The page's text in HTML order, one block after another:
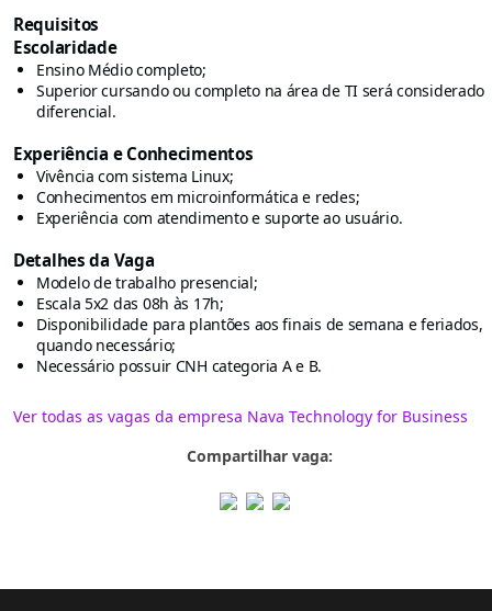
Requisitos
Escolaridade
Ensino Médio completo;
Superior cursando ou completo na área de TI será considerado
diferencial.
Experiência e Conhecimentos
Vivência com sistema Linux;
Conhecimentos em microinformática e redes;
Experiência com atendimento e suporte ao usuário.
Detalhes da Vaga
Modelo de trabalho presencial;
Escala 5x2 das 08h às 17h;
Disponibilidade para plantões aos finais de semana e feriados,
quando necessário;
Necessário possuir CNH categoria A e B.
Ver todas as vagas da empresa Nava Technology for Business
Compartilhar vaga: